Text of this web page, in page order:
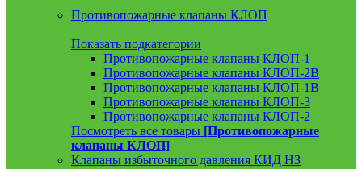
Противопожарные клапаны КЛОП
Показать подкатегории
Противопожарные клапаны КЛОП-1
Противопожарные клапаны КЛОП-2В
Противопожарные клапаны КЛОП-1В
Противопожарные клапаны КЛОП-3
Противопожарные клапаны КЛОП-2
Посмотреть все товары [Противопожарные
клапаны КЛОП]
Клапаны избыточного давления КИД НЗ